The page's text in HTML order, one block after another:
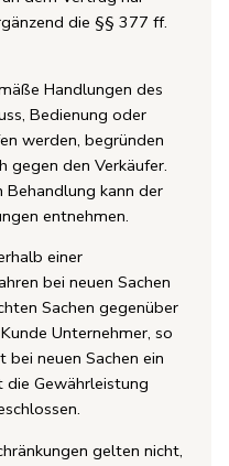
die §§ 377 ff.
Handlungen des
Bedienung oder
werden, begründen
gegen den Verkäufer.
Behandlung kann der
entnehmen.
einer
bei neuen Sachen
Sachen gegenüber
Unternehmer, so
neuen Sachen ein
die Gewährleistung
gelten nicht,